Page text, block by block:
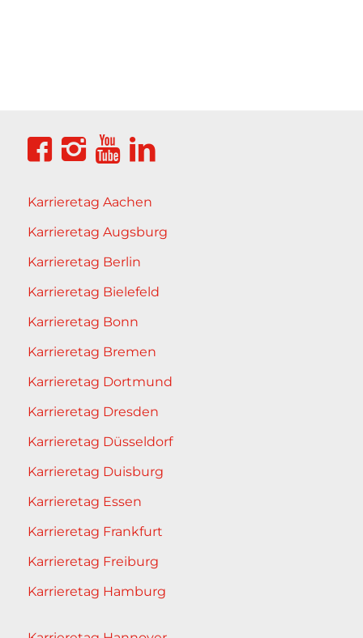
Karrieretag Aachen
Karrieretag Augsburg
Karrieretag Berlin
Karrieretag Bielefeld
Karrieretag Bonn
Karrieretag Bremen
Karrieretag Dortmund
Karrieretag Dresden
Karrieretag Düsseldorf
Karrieretag Duisburg
Karrieretag Essen
Karrieretag Frankfurt
Karrieretag Freiburg
Karrieretag Hamburg